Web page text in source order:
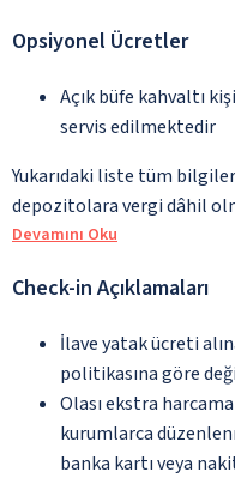
Opsiyonel Ücretler
Açık büfe kahvaltı
servis edilmektedir
Yukarıdaki liste tüm
depozitolara vergi dâhil
Devamını Oku
Check-in Açıklamaları
İlave yatak ücreti
politikasına göre
Olası ekstra
kurumlarca
banka kartı veya